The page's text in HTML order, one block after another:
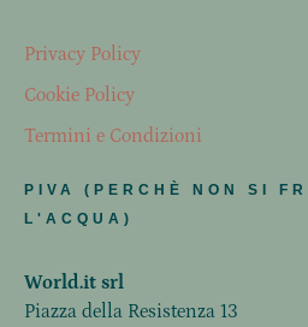
Privacy Policy
Cookie Policy
Termini e Condizioni
PIVA (PERCHÈ NON SI
L'ACQUA)
World.it srl
Piazza della Resistenza 13